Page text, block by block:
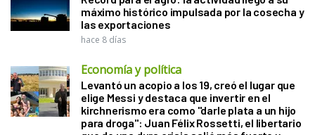
máximo histórico impulsada por la cosecha y
las exportaciones
hace 8 días
Economía y política
Levantó un acopio a los 19, creó el lugar que
elige Messi y destaca que invertir en el
kirchnerismo era como "darle plata a un hijo
para droga": Juan Félix Rossetti, el libertario